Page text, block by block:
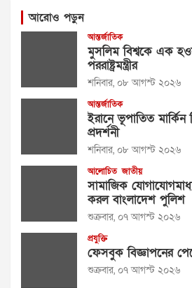
আরোও পড়ুন
আন্তর্জাতিক
মুসলিম বিশ্বকে এক
পররাষ্ট্রমন্ত্রীর
শনিবার, ০৮ আগস্ট ২০২৬
আন্তর্জাতিক
ইরানে ভূপাতিত মার্কিন
প্রদর্শনী
শনিবার, ০৮ আগস্ট ২০২৬
আলোচিত জাতীয়
সামাজিক
করল বাংলাদেশ পুলিশ
শুক্রবার, ০৭ আগস্ট ২০২৬
প্রযুক্তি
ফেসবুক বিজ্ঞাপনের
শুক্রবার, ০৭ আগস্ট ২০২৬